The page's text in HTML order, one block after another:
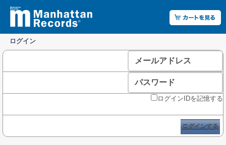
ログイン
メールアドレス
パスワード
ログインIDを記憶する
ログインする